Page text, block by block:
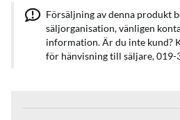
Försäljning av denna produkt
säljorganisation, vänligen
information. Är du inte kund?
för hänvisning till säljare, 019-